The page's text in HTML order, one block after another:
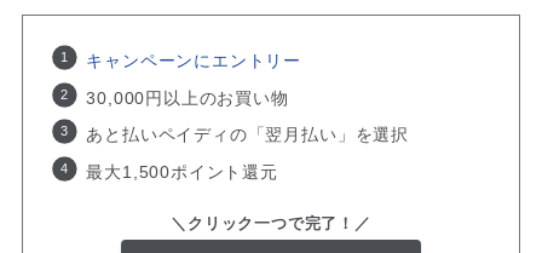
キャンペーンにエントリー
30,000円以上のお買い物
あと払いペイディの「翌月払い」を選択
最大1,500ポイント還元
＼クリック一つで完了！／